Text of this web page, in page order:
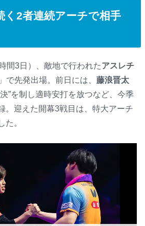
く2者連続アーチで相手
間3日）、敵地で行われたアスレチ
で先発出場。前日には、藤浪晋太
”を制し適時安打を放つなど、今季
。迎えた開幕3戦目は、特大アーチ
た。